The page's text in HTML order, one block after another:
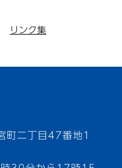
リンク集
二丁目47番地1